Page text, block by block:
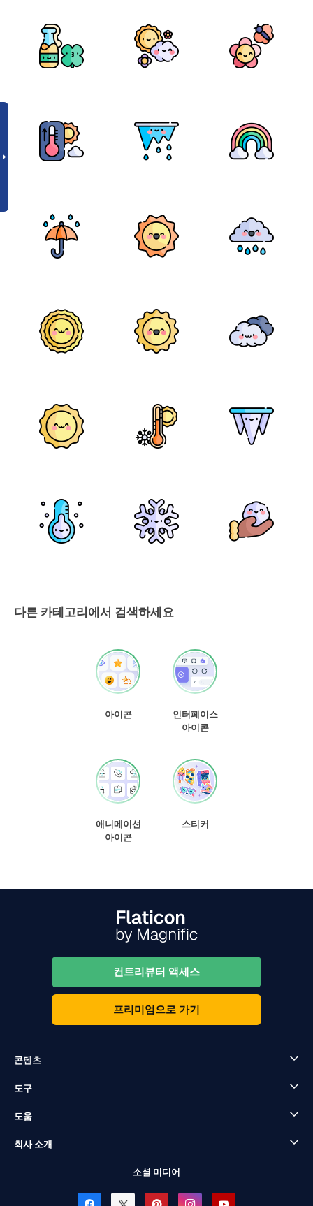
다른 카테고리에서 검색하세요
아이콘
인터페이스
아이콘
애니메이션
아이콘
스티커
컨트리뷰터 액세스
프리미엄으로 가기
콘텐츠
도구
도움
회사 소개
소셜 미디어